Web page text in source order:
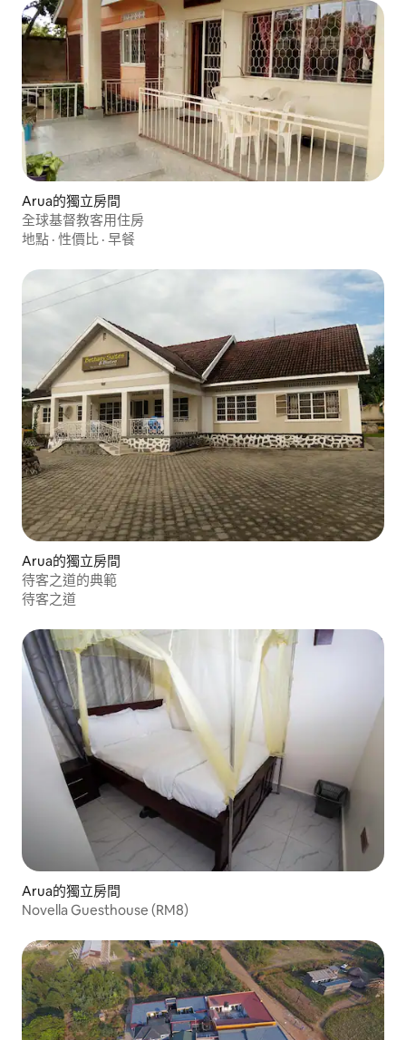
Arua的獨立房間
全球基督教客用住房
地點 · 性價比 · 早餐
Arua的獨立房間
待客之道的典範
待客之道
Arua的獨立房間
Novella Guesthouse (RM8)